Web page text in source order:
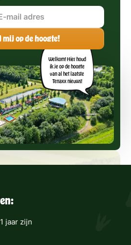
Welkom! Hier houd
ik je op de hoogte
van al het laatste
Tenaxx nieuws!
jaar zijn